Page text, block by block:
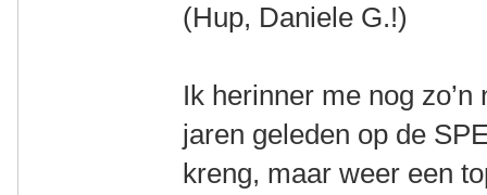
(Hup, Daniele G.!)
Ik herinner me nog
jaren geleden op de
kreng, maar weer een